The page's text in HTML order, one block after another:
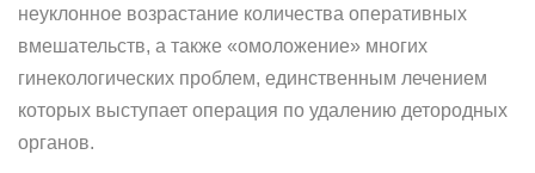
неуклонное возрастание количества оперативных
вмешательств, а также «омоложение» многих
гинекологических проблем, единственным лечением
которых выступает операция по удалению детородных
органов.